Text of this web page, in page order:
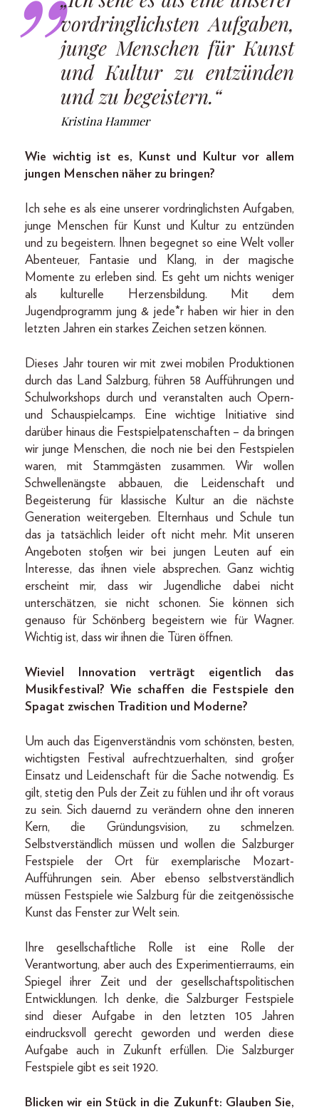
vordringlichsten Aufgaben,
junge Menschen für Kunst
und Kultur zu entzünden
und zu begeistern.“
Kristina Hammer
Wie wichtig ist es, Kunst und Kultur vor allem
jungen Menschen näher zu bringen?
Ich sehe es als eine unserer vordringlichsten Aufgaben,
junge Menschen für Kunst und Kultur zu entzünden
und zu begeistern. Ihnen begegnet so eine Welt voller
Abenteuer, Fantasie und Klang, in der magische
Momente zu erleben sind. Es geht um nichts weniger
als kulturelle Herzensbildung. Mit dem
Jugendprogramm jung & jede*r haben wir hier in den
letzten Jahren ein starkes Zeichen setzen können.
Dieses Jahr touren wir mit zwei mobilen Produktionen
durch das Land Salzburg, führen 58 Aufführungen und
Schulworkshops durch und veranstalten auch Opern-
und Schauspielcamps. Eine wichtige Initiative sind
darüber hinaus die Festspielpatenschaften – da bringen
wir junge Menschen, die noch nie bei den Festspielen
waren, mit Stammgästen zusammen. Wir wollen
Schwellenängste abbauen, die Leidenschaft und
Begeisterung für klassische Kultur an die nächste
Generation weitergeben. Elternhaus und Schule tun
das ja tatsächlich leider oft nicht mehr. Mit unseren
Angeboten stoßen wir bei jungen Leuten auf ein
Interesse, das ihnen viele absprechen. Ganz wichtig
erscheint mir, dass wir Jugendliche dabei nicht
unterschätzen, sie nicht schonen. Sie können sich
genauso für Schönberg begeistern wie für Wagner.
Wichtig ist, dass wir ihnen die Türen öffnen.
Wieviel Innovation verträgt eigentlich das
Musikfestival? Wie schaffen die Festspiele den
Spagat zwischen Tradition und Moderne?
Um auch das Eigenverständnis vom schönsten, besten,
wichtigsten Festival aufrechtzuerhalten, sind großer
Einsatz und Leidenschaft für die Sache notwendig. Es
gilt, stetig den Puls der Zeit zu fühlen und ihr oft voraus
zu sein. Sich dauernd zu verändern ohne den inneren
Kern, die Gründungsvision, zu schmelzen.
Selbstverständlich müssen und wollen die Salzburger
Festspiele der Ort für exemplarische Mozart-
Aufführungen sein. Aber ebenso selbstverständlich
müssen Festspiele wie Salzburg für die zeitgenössische
Kunst das Fenster zur Welt sein.
Ihre gesellschaftliche Rolle ist eine Rolle der
Verantwortung, aber auch des Experimentierraums, ein
Spiegel ihrer Zeit und der gesellschaftspolitischen
Entwicklungen. Ich denke, die Salzburger Festspiele
sind dieser Aufgabe in den letzten 105 Jahren
eindrucksvoll gerecht geworden und werden diese
Aufgabe auch in Zukunft erfüllen. Die Salzburger
Festspiele gibt es seit 1920.
Blicken wir ein Stück in die Zukunft: Glauben Sie,